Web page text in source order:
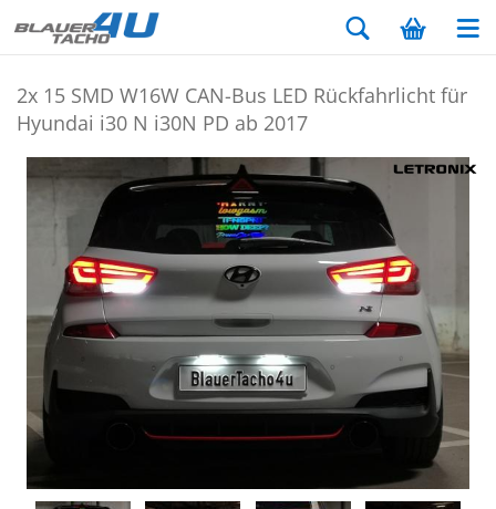
2x 15 SMD W16W CAN-​Bus LED Rück­fahr­licht für
Hyundai i30 N i30N PD ab 2017